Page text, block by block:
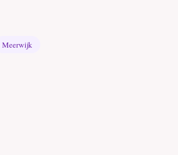
Meerwijk